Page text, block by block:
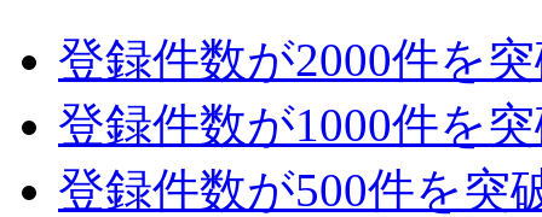
登録件数が2000件を
登録件数が1000件を
登録件数が500件を突